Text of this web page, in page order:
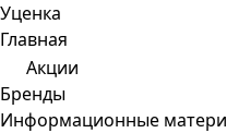
Уценка
Главная
Акции
Бренды
Информационные